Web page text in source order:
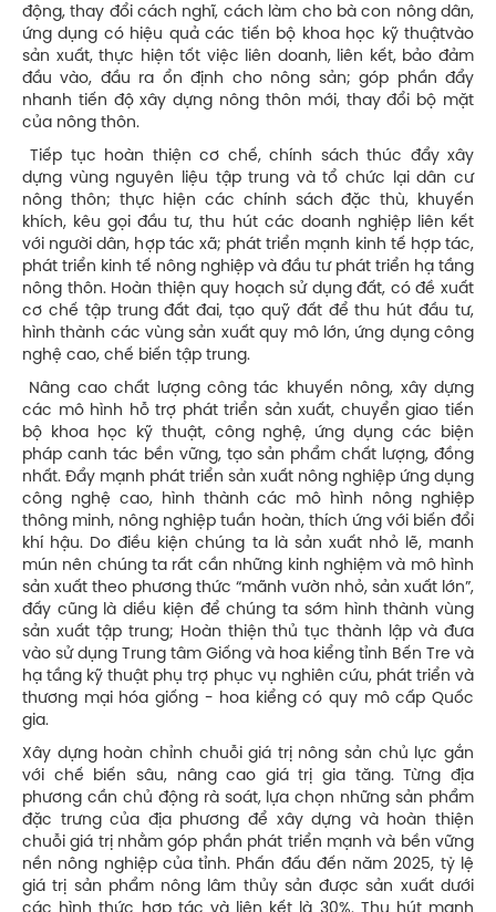
động, thay đổi cách nghĩ, cách làm cho bà con nông dân,
ứng dụng có hiệu quả các tiến bộ khoa học kỹ thuậtvào
sản xuất, thực hiện tốt việc liên doanh, liên kết, bảo đảm
đầu vào, đầu ra ổn định cho nông sản; góp phần đẩy
nhanh tiến độ xây dựng nông thôn mới, thay đổi bộ mặt
của nông thôn.
Tiếp tục hoàn thiện cơ chế, chính sách thúc đẩy xây
dựng vùng nguyên liệu tập trung và tổ chức lại dân cư
nông thôn; thực hiện các chính sách đặc thù, khuyến
khích, kêu gọi đầu tư, thu hút các doanh nghiệp liên kết
với người dân, hợp tác xã; phát triển mạnh kinh tế hợp tác,
phát triển kinh tế nông nghiệp và đầu tư phát triển hạ tầng
nông thôn. Hoàn thiện quy hoạch sử dụng đất, có đề xuất
cơ chế tập trung đất đai, tạo quỹ đất để thu hút đầu tư,
hình thành các vùng sản xuất quy mô lớn, ứng dụng công
nghệ cao, chế biến tập trung.
Nâng cao chất lượng công tác khuyến nông, xây dựng
các mô hình hỗ trợ phát triển sản xuất, chuyển giao tiến
bộ khoa học kỹ thuật, công nghệ, ứng dụng các biện
pháp canh tác bền vững, tạo sản phẩm chất lượng, đồng
nhất. Đẩy mạnh phát triển sản xuất nông nghiệp ứng dụng
công nghệ cao, hình thành các mô hình nông nghiệp
thông minh, nông nghiệp tuần hoàn, thích ứng với biến đổi
khí hậu. Do điều kiện chúng ta là sản xuất nhỏ lẽ, manh
mún nên chúng ta rất cần những kinh nghiệm và mô hình
sản xuất theo phương thức “mãnh vườn nhỏ, sản xuất lớn”,
đấy cũng là diều kiện để chúng ta sớm hình thành vùng
sản xuất tập trung; Hoàn thiện thủ tục thành lập và đưa
vào sử dụng Trung tâm Giống và hoa kiểng tỉnh Bến Tre và
hạ tầng kỹ thuật phụ trợ phục vụ nghiên cứu, phát triển và
thương mại hóa giống - hoa kiểng có quy mô cấp Quốc
gia.
Xây dựng hoàn chỉnh chuỗi giá trị nông sản chủ lực gắn
với chế biến sâu, nâng cao giá trị gia tăng. Từng địa
phương cần chủ động rà soát, lựa chọn những sản phẩm
đặc trưng của địa phương để xây dựng và hoàn thiện
chuỗi giá trị nhằm góp phần phát triển mạnh và bền vững
nền nông nghiệp của tỉnh. Phấn đấu đến năm 2025, tỷ lệ
giá trị sản phẩm nông lâm thủy sản được sản xuất dưới